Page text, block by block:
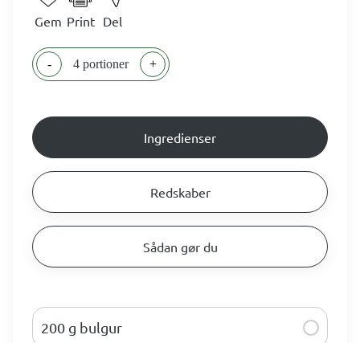
Gem Print Del
- 4 portioner +
Ingredienser
Redskaber
Sådan gør du
200 g bulgur